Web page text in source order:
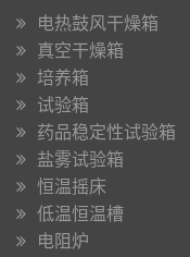
电热鼓风干燥箱
真空干燥箱
培养箱
试验箱
药品稳定性试验箱
盐雾试验箱
恒温摇床
低温恒温槽
电阻炉